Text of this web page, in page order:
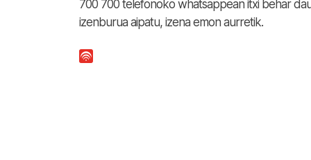
700 700 telefonoko whatsappean itxi behar
izenburua aipatu, izena emon aurretik.